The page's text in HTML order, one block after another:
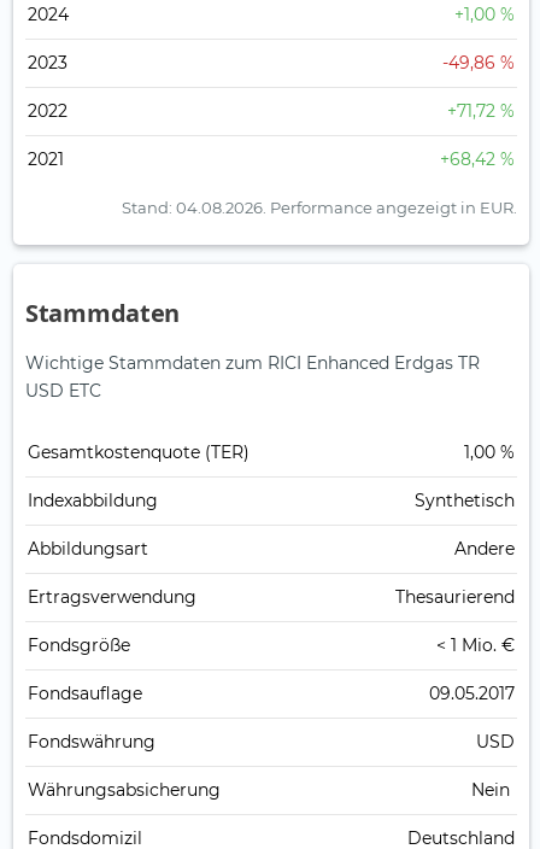
2024 +1,00 %
2023 -49,86 %
2022 +71,72 %
2021 +68,42 %
Stand: 04.08.2026. Performance angezeigt in EUR.
Stammdaten
Wichtige Stammdaten zum RICI Enhanced Erdgas TR
USD ETC
Gesamt­kosten­quote (TER) 1,00 %
Index­abbildung Synthetisch
Abbildungs­art Andere
Ertrags­verwendung Thesaurierend
Fonds­größe < 1 Mio. €
Fonds­auflage 09.05.2017
Fonds­währung USD
Währungsabsicherung Nein
Fondsdomizil Deutschland